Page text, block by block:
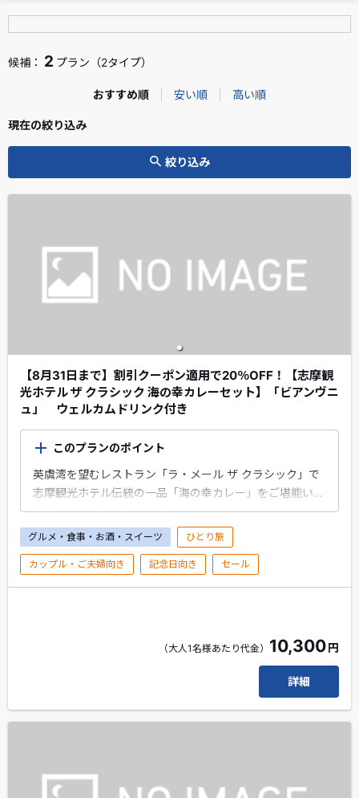
絞り込み
現在の絞り込み
候補： 2 プラン（2タイプ）
おすすめ順 安い順 高い順
【8月31日まで】割引クーポン適用で20％OFF！【志摩観
光ホテル ザ クラシック 海の幸カレーセット】「ビアンヴニ
ュ」 ウェルカムドリンク付き
このプランのポイント
英虞湾を望むレストラン「ラ・メール ザ クラシック」で
志摩観光ホテル伝統の一品「海の幸カレー」をご堪能いた
だけます。 サラダ、スープ、デザートのセットメニューに
EX限定ウェルカムドリンク付き
グルメ・食事・お酒・スイーツ ひとり旅
カップル・ご夫婦向き 記念日向き セール
（大人1名様あたり代金） 10,300円
詳細